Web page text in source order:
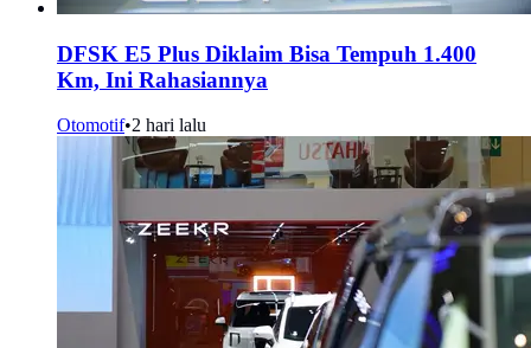
DFSK E5 Plus Diklaim Bisa Tempuh 1.400
Km, Ini Rahasiannya
Otomotif•2 hari lalu